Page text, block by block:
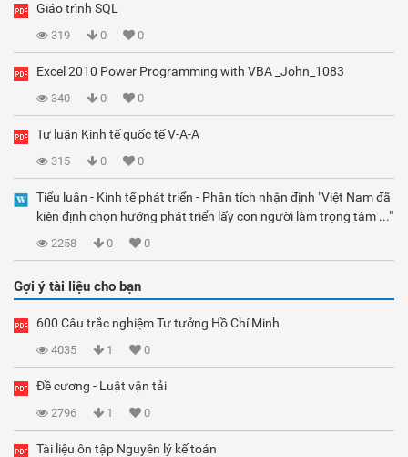
Giáo trình SQL
319 0 0
Excel 2010 Power Programming with VBA _John_1083
340 0 0
Tự luận Kinh tế quốc tế V-A-A
315 0 0
Tiểu luận - Kinh tế phát triển - Phân tích nhận định "Việt Nam đã
kiên định chọn hướng phát triển lấy con người làm trọng tâm ..."
2258 0 0
Gợi ý tài liệu cho bạn
600 Câu trắc nghiệm Tư tưởng Hồ Chí Minh
4035 1 0
Đề cương - Luật vận tải
2796 1 0
Tài liệu ôn tập Nguyên lý kế toán